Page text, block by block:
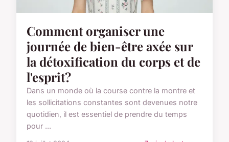
Comment organiser une
journée de bien-être axée sur
la détoxification du corps et de
l'esprit?
Dans un monde où la course contre la montre et
les sollicitations constantes sont devenues notre
quotidien, il est essentiel de prendre du temps
pour ...